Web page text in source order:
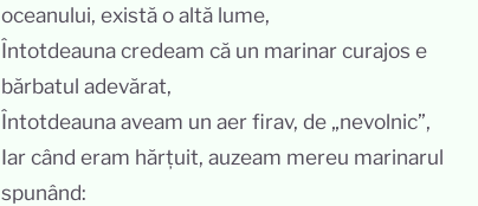
oceanului, există o altă lume,
Întotdeauna credeam că un marinar curajos e
bărbatul adevărat,
Întotdeauna aveam un aer firav, de „nevolnic”,
Iar când eram hărțuit, auzeam mereu marinarul
spunând: